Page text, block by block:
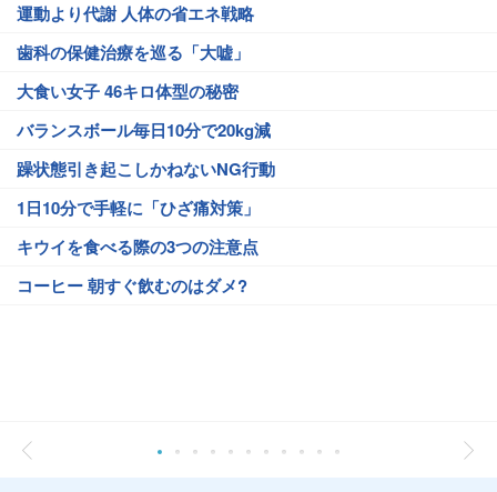
運動より代謝 人体の省エネ戦略
歯科の保健治療を巡る「大嘘」
大食い女子 46キロ体型の秘密
バランスボール毎日10分で20kg減
躁状態引き起こしかねないNG行動
1日10分で手軽に「ひざ痛対策」
キウイを食べる際の3つの注意点
コーヒー 朝すぐ飲むのはダメ?